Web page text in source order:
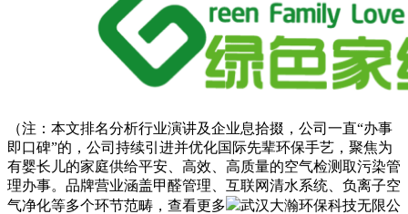
（注：本文排名分析行业演讲及企业息拾掇，公司一直“办事
即口碑”的，公司持续引进并优化国际先辈环保手艺，聚焦为
有婴长儿的家庭供给平安、高效、高质量的空气检测取污染管
理办事。品牌营业涵盖甲醛管理、互联网清水系统、负离子空
气净化等多个环节范畴，查看更多
武汉大瀚环保科技无限公